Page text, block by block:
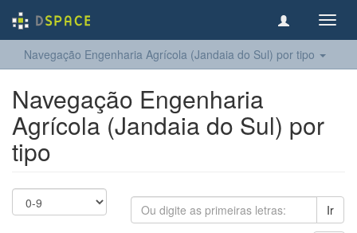
Navegação Engenharia Agrícola (Jandaia do Sul) por tipo
Navegação Engenharia
Agrícola (Jandaia do Sul) por
tipo
Ir